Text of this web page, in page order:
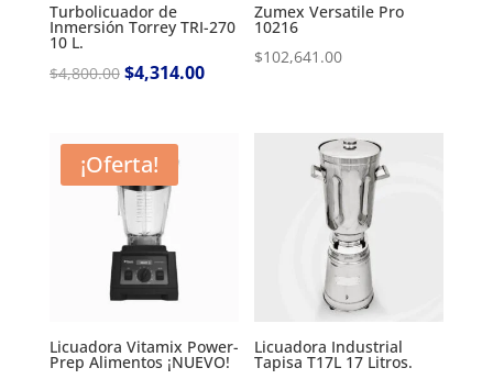
Turbolicuador de
Inmersión Torrey TRI-270
10 L.
$4,800.00 Original
$4,800.00.
$4,314.00Current
Zumex Versatile Pro
10216
$102,641.00
¡Oferta!
Licuadora Vitamix Power-
Prep Alimentos ¡NUEVO!
Licuadora Industrial
Tapisa T17L 17 Litros.